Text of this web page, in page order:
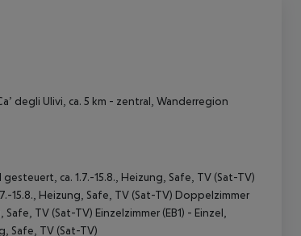
degli Ulivi, ca. 5 km - zentral, Wanderregion
ca. 1.7.-15.8., Heizung, Safe, TV (Sat-TV)
15.8., Heizung, Safe, TV (Sat-TV) Doppelzimmer
TV (Sat-TV) Einzelzimmer (EB1) - Einzel,
Safe, TV (Sat-TV)